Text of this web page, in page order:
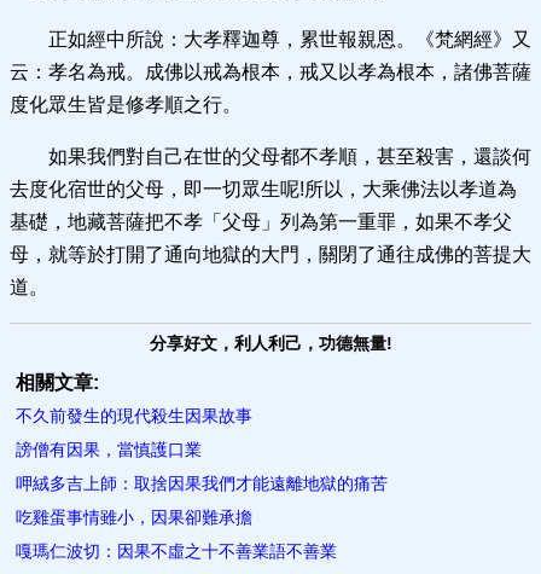
正如經中所說：大孝釋迦尊，累世報親恩。《梵網經》又
云：孝名為戒。成佛以戒為根本，戒又以孝為根本，諸佛菩薩
度化眾生皆是修孝順之行。
如果我們對自己在世的父母都不孝順，甚至殺害，還談何
去度化宿世的父母，即一切眾生呢!所以，大乘佛法以孝道為
基礎，地藏菩薩把不孝「父母」列為第一重罪，如果不孝父
母，就等於打開了通向地獄的大門，關閉了通往成佛的菩提大
道。
分享好文，利人利己，功德無量!
相關文章:
不久前發生的現代殺生因果故事
謗僧有因果，當慎護口業
呷絨多吉上師：取捨因果我們才能遠離地獄的痛苦
吃雞蛋事情雖小，因果卻難承擔
嘎瑪仁波切：因果不虛之十不善業語不善業